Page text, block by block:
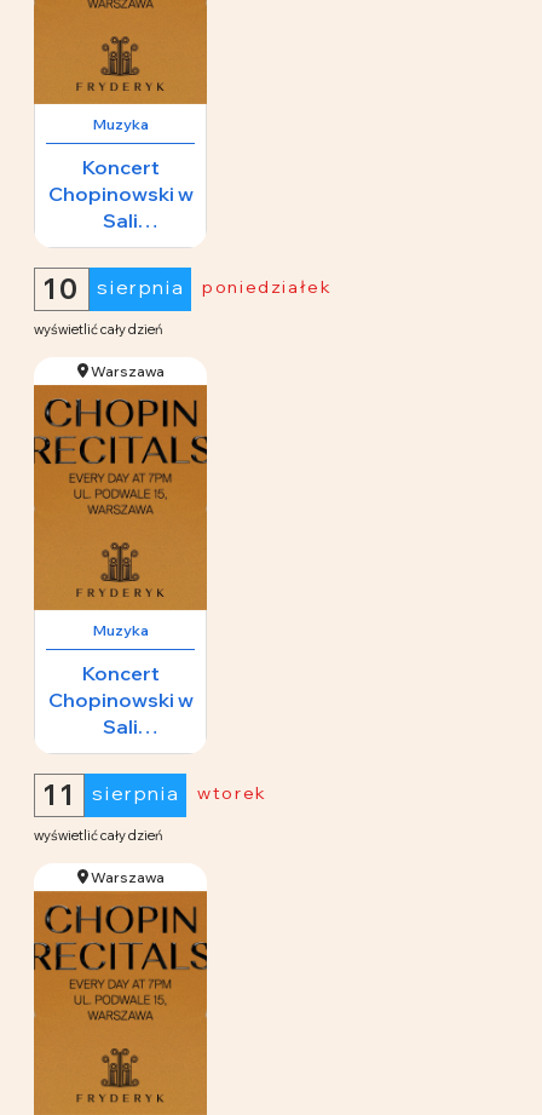
Muzyka
Koncert
Chopinowski w
Sali
Koncertowej
Fryderyk
poniedziałek
sierpnia
10
wyświetlić cały dzień
Warszawa
Muzyka
Koncert
Chopinowski w
Sali
Koncertowej
Fryderyk
wtorek
sierpnia
11
wyświetlić cały dzień
Warszawa